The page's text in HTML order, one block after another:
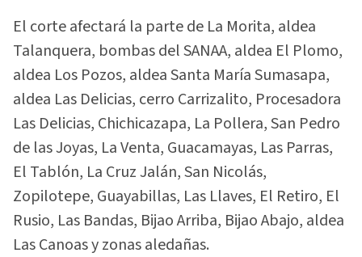
El corte afectará la parte de La Morita, aldea
Talanquera, bombas del SANAA, aldea El Plomo,
aldea Los Pozos, aldea Santa María Sumasapa,
aldea Las Delicias, cerro Carrizalito, Procesadora
Las Delicias, Chichicazapa, La Pollera, San Pedro
de las Joyas, La Venta, Guacamayas, Las Parras,
El Tablón, La Cruz Jalán, San Nicolás,
Zopilotepe, Guayabillas, Las Llaves, El Retiro, El
Rusio, Las Bandas, Bijao Arriba, Bijao Abajo, aldea
Las Canoas y zonas aledañas.